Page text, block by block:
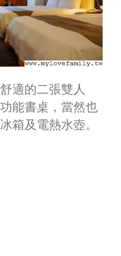
適的二張雙人
能書桌，當然也
箱及電熱水壺。